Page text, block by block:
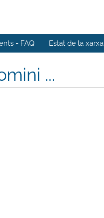
- FAQ Estat de la xarxa
...